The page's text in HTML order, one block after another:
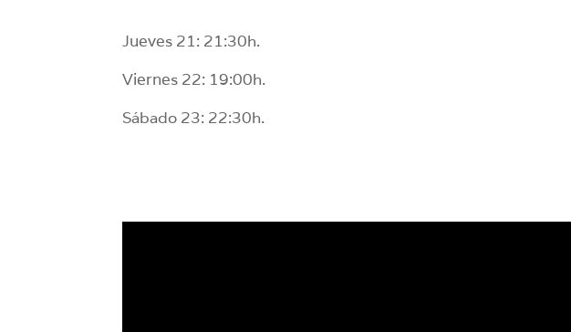
Jueves 21: 21:30h.
Viernes 22: 19:00h.
Sábado 23: 22:30h.